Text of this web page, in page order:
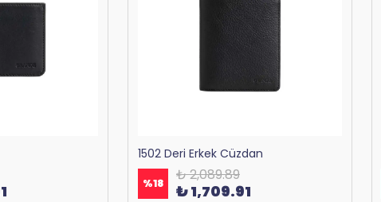
1502 Deri Erkek Cüzdan
%18 ₺ 2,089.89
₺ 1,709.91